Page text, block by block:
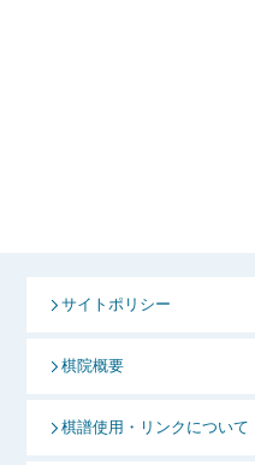
サイトポリシー
棋院概要
棋譜使用・リンクについて